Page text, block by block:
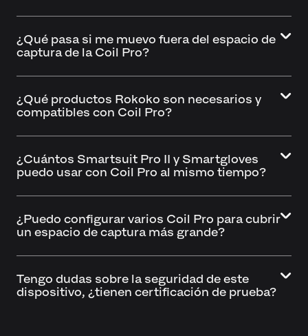
¿Qué pasa si me muevo fuera del espacio de
captura de la Coil Pro?
¿Qué productos Rokoko son necesarios y
compatibles con Coil Pro?
¿Cuántos Smartsuit Pro II y Smartgloves
puedo usar con Coil Pro al mismo tiempo?
¿Puedo configurar varios Coil Pro para cubrir
un espacio de captura más grande?
Tengo dudas sobre la seguridad de este
dispositivo, ¿tienen certificación de prueba?